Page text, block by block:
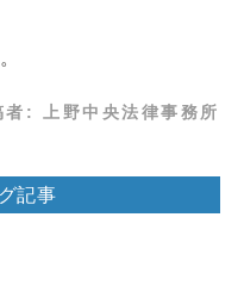
者: 上野中央法律事務所
記事